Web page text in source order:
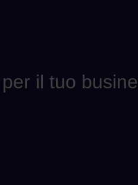
il tuo